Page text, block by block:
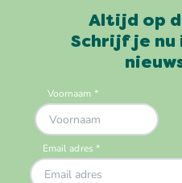
Altijd op
Schrijf je nu